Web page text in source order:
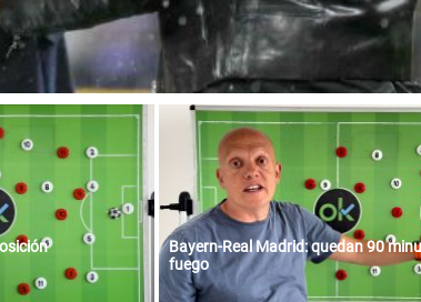
Bayern-Real Madrid: quedan 90
fuego